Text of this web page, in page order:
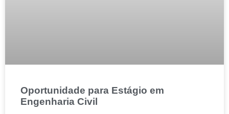
Oportunidade para Estágio em
Engenharia Civil